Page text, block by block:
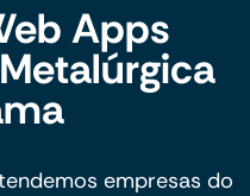
Apps
empresas do